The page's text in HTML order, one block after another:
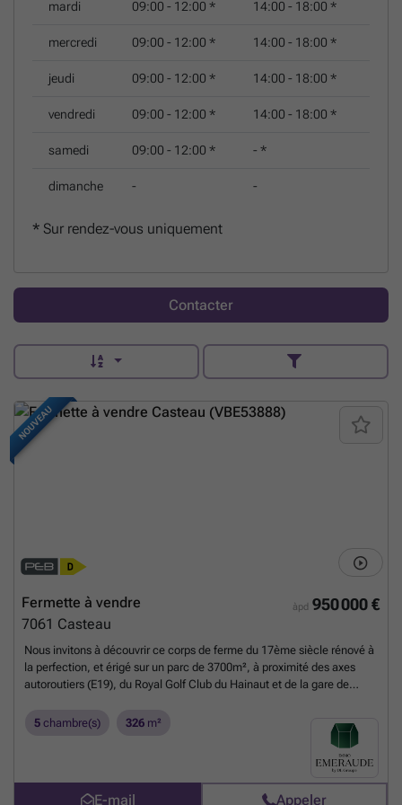
mardi 09:00 - 12:00 * 14:00 - 18:00 *
mercredi 09:00 - 12:00 * 14:00 - 18:00 *
jeudi 09:00 - 12:00 * 14:00 - 18:00 *
vendredi 09:00 - 12:00 * 14:00 - 18:00 *
samedi 09:00 - 12:00 * - *
dimanche - -
* Sur rendez-vous uniquement
Contacter
NOUVEAU
àpd 950 000 €
Fermette à vendre
7061 Casteau
Nous invitons à découvrir ce corps de ferme du 17ème siècle rénové à
la perfection, et érigé sur un parc de 3700m², à proximité des axes
autoroutiers (E19), du Royal Golf Club du Hainaut et de la gare de
apporter tout le confort d’aujourd’hui, tout en gardant l’authenticité
originale. Le hall d’entrée donne accès aux espaces de vie d’un côté
et de nuit de l’autre. Les espaces de vie profitent d’un chauffage au sol
et se composent d’un salon avec poêle à bois et espace bar, d’une
salle-à-manger agrémentée de « voussettes », et d’une vaste cuisine
5 chambre(s) 326 m²
E-mail Appeler